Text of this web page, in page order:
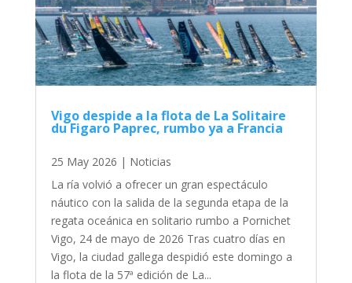
Vigo despide a la flota de La Solitaire
du Figaro Paprec, rumbo ya a Francia
25 May 2026 | Noticias
La ría volvió a ofrecer un gran espectáculo
náutico con la salida de la segunda etapa de la
regata oceánica en solitario rumbo a Pornichet
Vigo, 24 de mayo de 2026 Tras cuatro días en
Vigo, la ciudad gallega despidió este domingo a
la flota de la 57ª edición de La...